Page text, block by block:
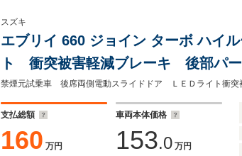
スズキ
エブリイ 660 ジョイン ターボ ハイ
ト 衝突被害軽減ブレーキ 後部
元試乗車 プッシュスタート スマ
ドドア リヤスモークガラス
禁煙元試乗車 後席両側電動スライドドア ＬＥＤライト衝
支払総額
160 万円
車両本体価格
153.0 万円